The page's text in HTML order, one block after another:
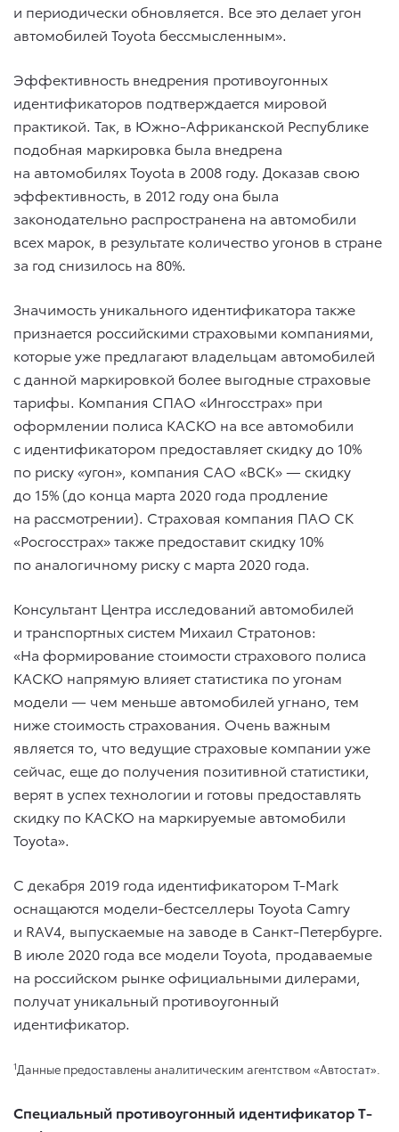
и периодически обновляется. Все это делает угон
автомобилей Toyota бессмысленным».
Эффективность внедрения противоугонных
идентификаторов подтверждается мировой
практикой. Так, в Южно-Африканской Республике
подобная маркировка была внедрена
на автомобилях Toyota в 2008 году. Доказав свою
эффективность, в 2012 году она была
законодательно распространена на автомобили
всех марок, в результате количество угонов в стране
за год снизилось на 80%.
Значимость уникального идентификатора также
признается российскими страховыми компаниями,
которые уже предлагают владельцам автомобилей
с данной маркировкой более выгодные страховые
тарифы. Компания СПАО «Ингосстрах» при
оформлении полиса КАСКО на все автомобили
с идентификатором предоставляет скидку до 10%
по риску «угон», компания САО «ВСК» — скидку
до 15% (до конца марта 2020 года продление
на рассмотрении). Страховая компания ПАО СК
«Росгосстрах» также предоставит скидку 10%
по аналогичному риску с марта 2020 года.
Консультант Центра исследований автомобилей
и транспортных систем Михаил Стратонов:
«На формирование стоимости страхового полиса
КАСКО напрямую влияет статистика по угонам
модели — чем меньше автомобилей угнано, тем
ниже стоимость страхования. Очень важным
является то, что ведущие страховые компании уже
сейчас, еще до получения позитивной статистики,
верят в успех технологии и готовы предоставлять
скидку по КАСКО на маркируемые автомобили
Toyota».
С декабря 2019 года идентификатором T-Mark
оснащаются модели-бестселлеры Toyota Camry
и RAV4, выпускаемые на заводе в Санкт-Петербурге.
В июле 2020 года все модели Toyota, продаваемые
на российском рынке официальными дилерами,
получат уникальный противоугонный
идентификатор.
1Данные предоставлены аналитическим агентством «Автостат».
Специальный противоугонный идентификатор T-